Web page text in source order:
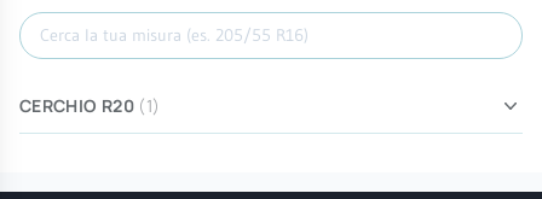
Cerca misura
CERCHIO R20 (1)